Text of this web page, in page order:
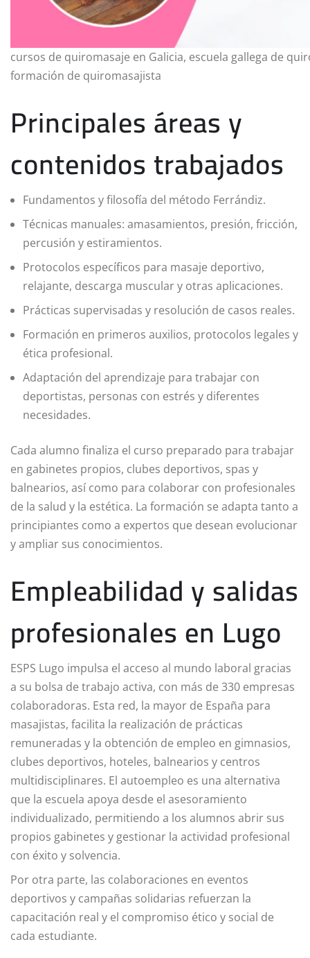
cursos de quiromasaje en Galicia, escuela gallega de
formación de quiromasajista
Principales áreas y
contenidos trabajados
Fundamentos y filosofía del método Ferrándiz.
Técnicas manuales: amasamientos, presión, fricción,
percusión y estiramientos.
Protocolos específicos para masaje deportivo,
relajante, descarga muscular y otras aplicaciones.
Prácticas supervisadas y resolución de casos reales.
Formación en primeros auxilios, protocolos legales y
ética profesional.
Adaptación del aprendizaje para trabajar con
deportistas, personas con estrés y diferentes
necesidades.
Cada alumno finaliza el curso preparado para trabajar
en gabinetes propios, clubes deportivos, spas y
balnearios, así como para colaborar con profesionales
de la salud y la estética. La formación se adapta tanto a
principiantes como a expertos que desean evolucionar
y ampliar sus conocimientos.
Empleabilidad y salidas
profesionales en Lugo
ESPS Lugo impulsa el acceso al mundo laboral gracias
a su bolsa de trabajo activa, con más de 330 empresas
colaboradoras. Esta red, la mayor de España para
masajistas, facilita la realización de prácticas
remuneradas y la obtención de empleo en gimnasios,
clubes deportivos, hoteles, balnearios y centros
multidisciplinares. El autoempleo es una alternativa
que la escuela apoya desde el asesoramiento
individualizado, permitiendo a los alumnos abrir sus
propios gabinetes y gestionar la actividad profesional
con éxito y solvencia.
Por otra parte, las colaboraciones en eventos
deportivos y campañas solidarias refuerzan la
capacitación real y el compromiso ético y social de
cada estudiante.